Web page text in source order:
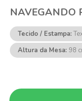
NAVEGANDO
Tecido / Estampa
Altura da Mesa 98